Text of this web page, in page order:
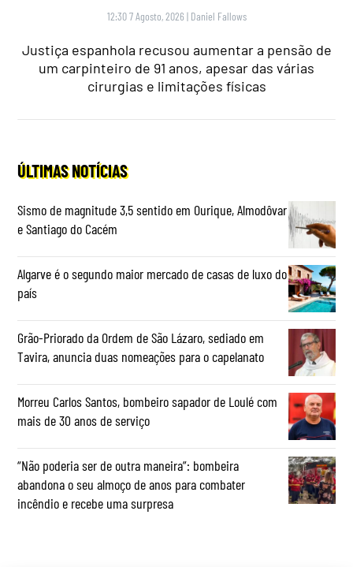
12:30 7 Agosto, 2026 | Daniel Fallows
Justiça espanhola recusou aumentar a pensão de
um carpinteiro de 91 anos, apesar das várias
cirurgias e limitações físicas
ÚLTIMAS NOTÍCIAS
Sismo de magnitude 3,5 sentido em Ourique, Almodôvar
e Santiago do Cacém
Algarve é o segundo maior mercado de casas de luxo do
país
Grão-Priorado da Ordem de São Lázaro, sediado em
Tavira, anuncia duas nomeações para o capelanato
Morreu Carlos Santos, bombeiro sapador de Loulé com
mais de 30 anos de serviço
“Não poderia ser de outra maneira”: bombeira
abandona o seu almoço de anos para combater
incêndio e recebe uma surpresa